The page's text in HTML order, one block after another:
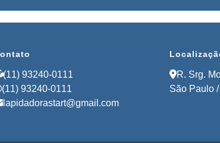
(11) 93240-0111
(11) 93240-0111
lapidadorastart@gmail.com
R. Srg.
São Paulo